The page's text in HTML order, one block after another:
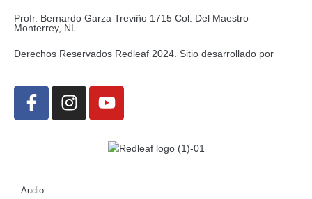
Profr. Bernardo Garza Treviño 1715 Col. Del Maestro
Monterrey, NL
Derechos Reservados Redleaf 2024. Sitio desarrollado por
Audio